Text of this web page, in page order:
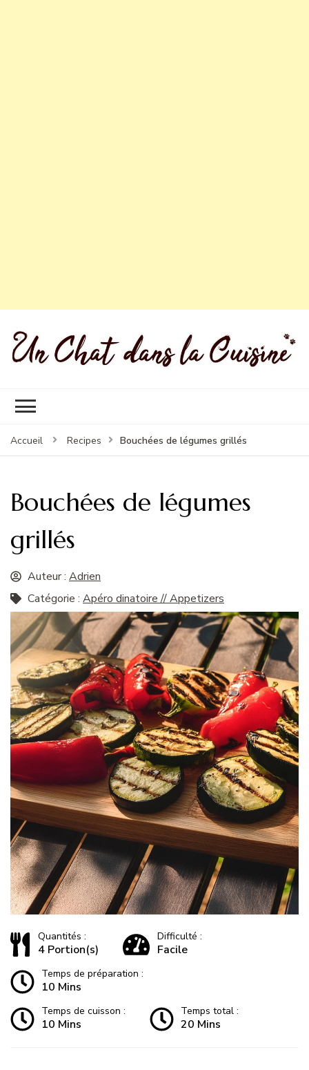
Accueil Recipes Bouchées de légumes grillés
Bouchées de légumes
grillés
Auteur : Adrien
Catégorie : Apéro dinatoire // Appetizers
Quantités :
4 Portion(s)
Difficulté :
Facile
Temps de préparation :
10 Mins
Temps de cuisson :
10 Mins
Temps total :
20 Mins